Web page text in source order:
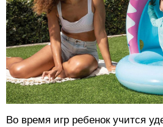
Во время игр ребенок учится